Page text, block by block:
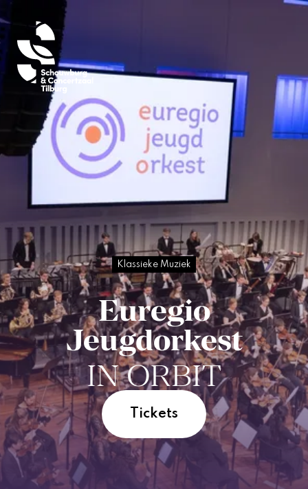
Klassieke Muziek
Euregio
Jeugdorkest
IN ORBIT
Tickets